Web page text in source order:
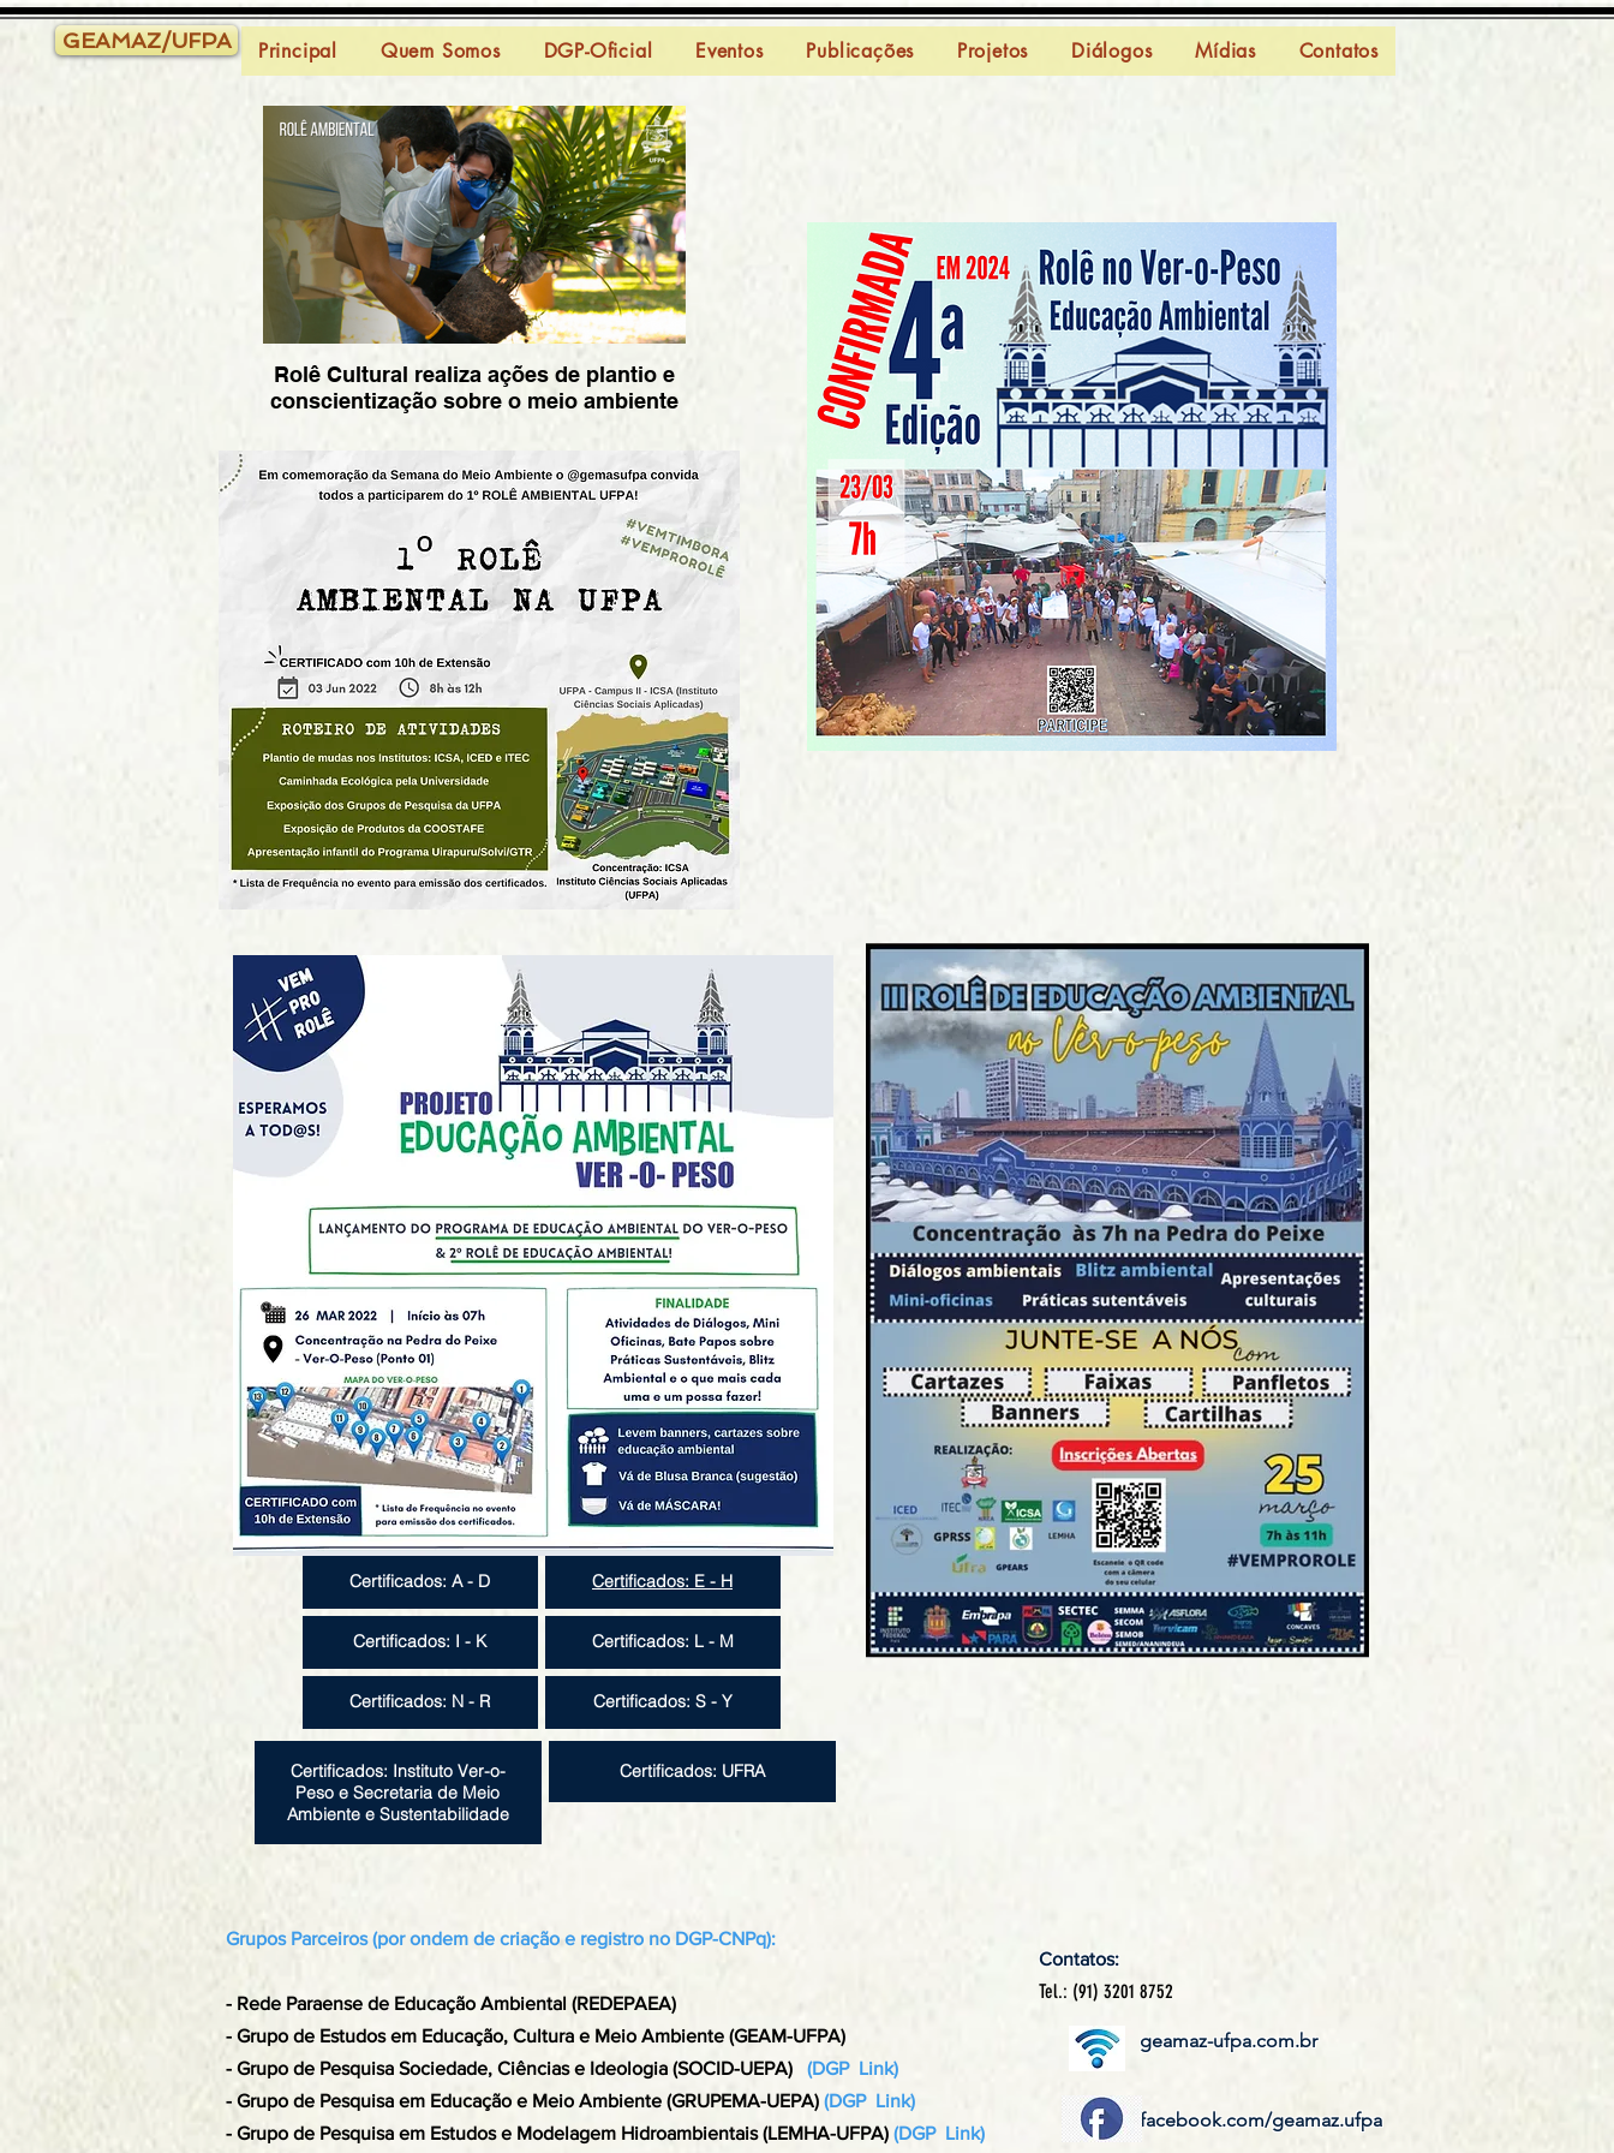
Rolê Cultural realiza ações de plantio e
conscientização sobre o meio ambiente
Certificados: Instituto Ver-o-
Peso e Secretaria de Meio
Ambiente e Sustentabilidade
Certificados: UFRA
Certificados: A - D
Certificados: I - K
Certificados: N - R
Certificados: E - H
Certificados: L - M
Certificados: S - Y
Principal Quem Somos DGP-Oficial Eventos Publicações Projetos Diálogos Mídias Contatos
GEAMAZ/UFPA
Grupos Parceiros (por ondem de criação e registro no DGP-CNPq):
- Rede Paraense de Educação Ambiental (REDEPAEA)
- Grupo de Estudos em Educação, Cultura e Meio Ambiente (GEAM-UFPA)
- Grupo de Pesquisa Sociedade, Ciências e Ideologia (SOCID-UEPA) (DGP Link)
- Grupo de Pesquisa em Educação e Meio Ambiente (GRUPEMA-UEPA) (DGP Link)
- Grupo de Pesquisa em Estudos e Modelagem Hidroambientais (LEMHA-UFPA) (DGP Link)
Contatos:
geamaz-ufpa.com.br
facebook.com/geamaz.ufpa
Tel.: (91) 3201 8752